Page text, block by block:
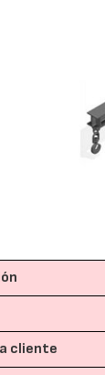
cliente